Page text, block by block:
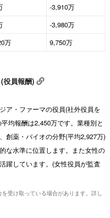
-3,910万
-3,980万
万 9,750万
役員報酬)
ア・ファーマの役員(社外役員を
均報酬は2,450万です。業種別と
創薬・バイオの分野(平均2,927万)
な水準に位置します。また女性の
躍しています。(女性役員が監査
受け取っている場合があります。詳し